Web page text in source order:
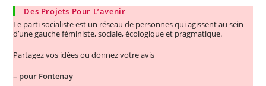
Des Projets Pour L’avenir
Le parti socialiste est un réseau de personnes qui agissent au sein
d’une gauche féministe, sociale, écologique et pragmatique.
Partagez vos idées ou donnez votre avis
– pour Fontenay